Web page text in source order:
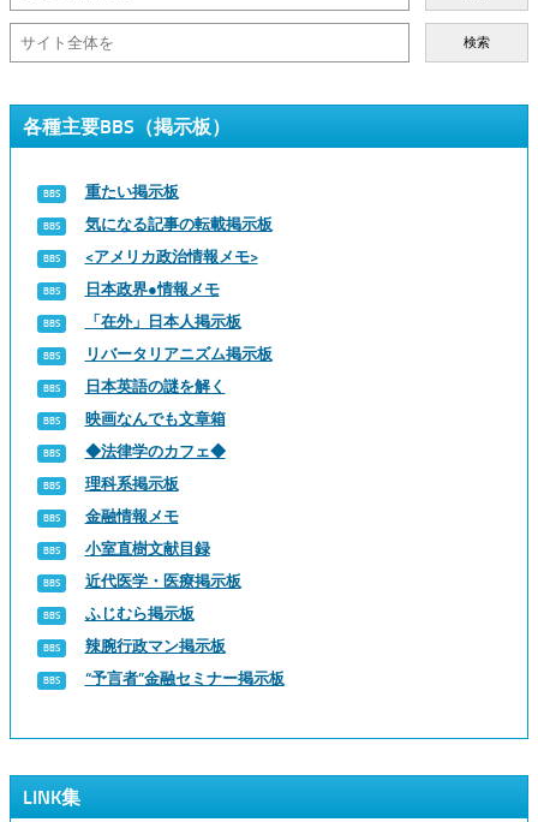
検索
各種主要BBS（掲示板）
重たい掲示板
気になる記事の転載掲示板
<アメリカ政治情報メモ>
日本政界●情報メモ
「在外」日本人掲示板
リバータリアニズム掲示板
日本英語の謎を解く
映画なんでも文章箱
◆法律学のカフェ◆
理科系掲示板
金融情報メモ
小室直樹文献目録
近代医学・医療掲示板
ふじむら掲示板
辣腕行政マン掲示板
“予言者”金融セミナー掲示板
LINK集